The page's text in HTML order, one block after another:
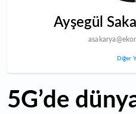
Ayşegül
Diğer
5G’de